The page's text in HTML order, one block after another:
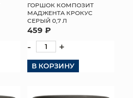
ГОРШОК КОМПОЗИТ
МАДЖЕНТА КРОКУС
СЕРЫЙ 0,7 Л
459 ₽
- +
В КОРЗИНУ